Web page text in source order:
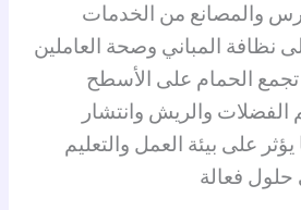
والمصانع من الخدمات
نظافة المباني وصحة العاملين
الحمام على الأسطح
الفضلات والريش وانتشار
على بيئة العمل والتعليم
حلول فعالة